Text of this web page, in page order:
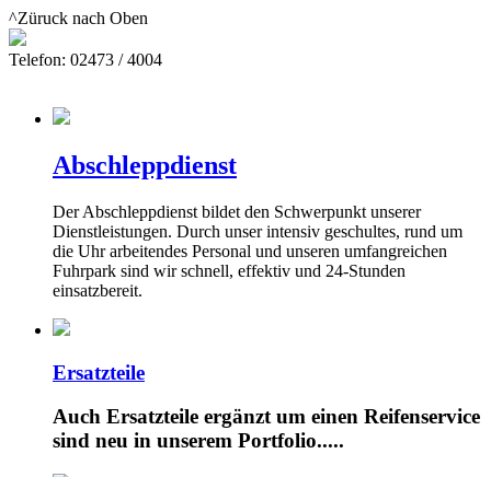
^Züruck nach Oben
Telefon: 02473 / 4004
Abschleppdienst
Der Abschleppdienst bildet den Schwerpunkt unserer
Dienstleistungen. Durch unser intensiv geschultes, rund um
die Uhr arbeitendes Personal und unseren umfangreichen
Fuhrpark sind wir schnell, effektiv und 24-Stunden
einsatzbereit.
Ersatzteile
Auch Ersatzteile ergänzt um einen Reifenservice
sind neu in unserem Portfolio.....